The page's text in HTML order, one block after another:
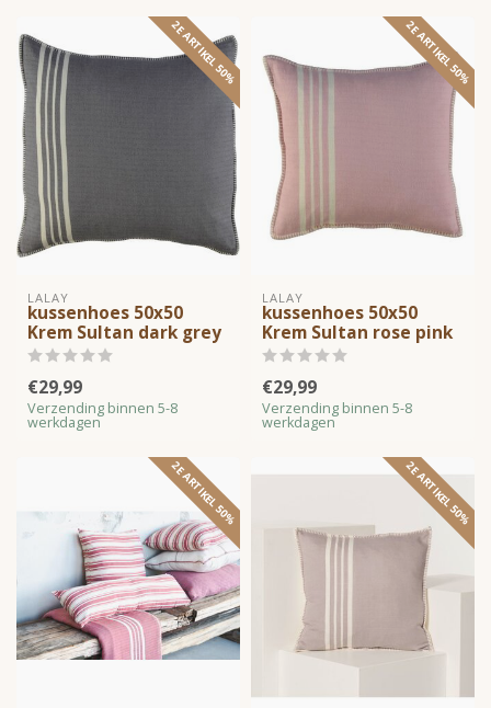
2E ARTIKEL 50%
LALAY
kussenhoes 50x50
Krem Sultan dark grey
€29,99
Verzending binnen 5-8
werkdagen
2E ARTIKEL 50%
LALAY
kussenhoes 50x50
Krem Sultan rose pink
€29,99
Verzending binnen 5-8
werkdagen
2E ARTIKEL 50% 2E ARTIKEL 50%